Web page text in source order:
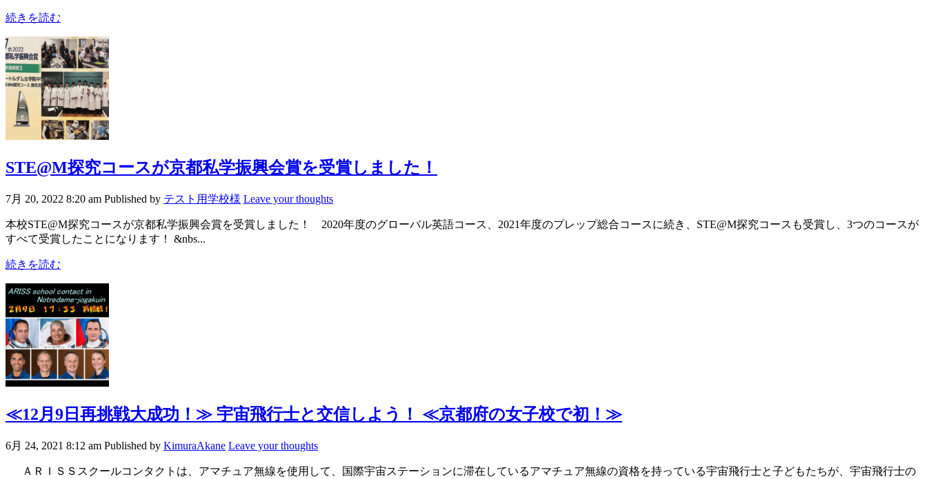
続きを読む
STE@M探究コースが京都私学振興会賞を受賞しました！
7月 20, 2022 8:20 am Published by テスト用学校様 Leave your thoughts
本校STE@M探究コースが京都私学振興会賞を受賞しました！ 2020年度のグローバル英語コース、2021年度のプレップ総合コースに続き、STE@M探究コースも受賞し、3つのコースが
すべて受賞したことになります！ &nbs...
続きを読む
≪12月9日再挑戦大成功！≫宇宙飛行士と交信しよう！ ≪京都府の女子校で初！≫
6月 24, 2021 8:12 am Published by KimuraAkane Leave your thoughts
ＡＲＩＳＳスクールコンタクトは、アマチュア無線を使用して、国際宇宙ステーションに滞在しているアマチュア無線の資格を持っている宇宙飛行士と子どもたちが、宇宙飛行士の